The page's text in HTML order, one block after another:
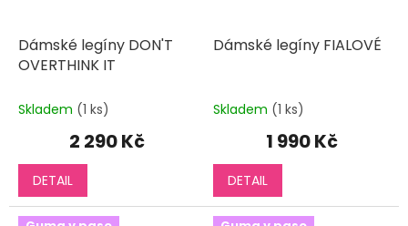
Dámské legíny DON'T
OVERTHINK IT
Skladem (1 ks)
2 290 Kč
DETAIL
Dámské legíny FIALOVÉ
Skladem (1 ks)
1 990 Kč
DETAIL